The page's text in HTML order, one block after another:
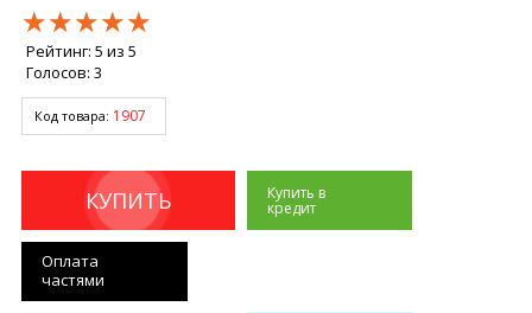
★★★★★
★★★★★
★★★★★
Рейтинг: 5 из 5
Голосов: 3
Код товара: 1907
КУПИТЬ Купить в
кредит
Оплата
частями